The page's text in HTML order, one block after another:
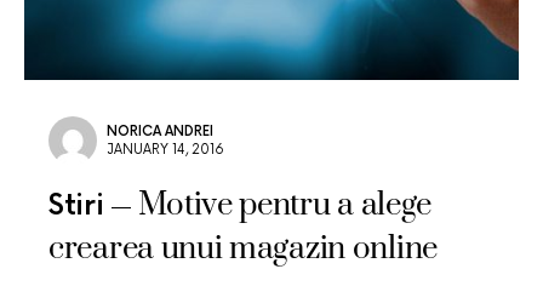
NORICA ANDREI
JANUARY 14, 2016
Stiri
Motive pentru a alege
crearea unui magazin online